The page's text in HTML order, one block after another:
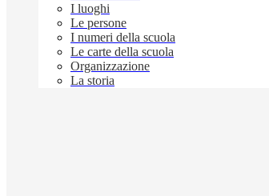
I luoghi
Le persone
I numeri della scuola
Le carte della scuola
Organizzazione
La storia